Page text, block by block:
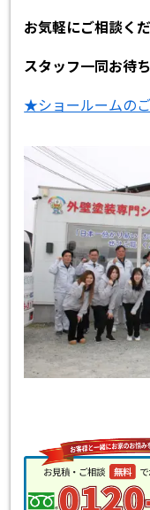
お気軽にご相談く
スタッフ一同お待
★ショールームの